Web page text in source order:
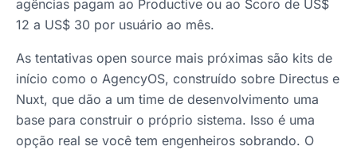
agências pagam ao Productive ou ao Scoro de US$
12 a US$ 30 por usuário ao mês.
As tentativas open source mais próximas são kits de
início como o AgencyOS, construído sobre Directus e
Nuxt, que dão a um time de desenvolvimento uma
base para construir o próprio sistema. Isso é uma
opção real se você tem engenheiros sobrando. O